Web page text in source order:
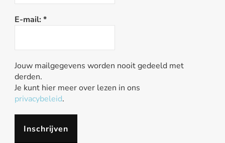
E-mail: *
Jouw mailgegevens worden nooit gedeeld met
derden.
Je kunt hier meer over lezen in ons
privacybeleid.